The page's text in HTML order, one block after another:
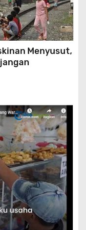
Menyusut,